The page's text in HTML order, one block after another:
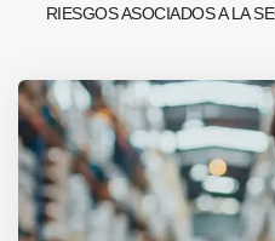
RIESGOS ASOCIADOS A LA